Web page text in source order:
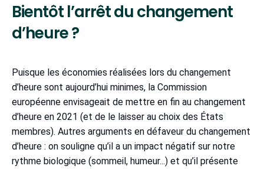
Bientôt l’arrêt du changement
d’heure ?
Puisque les économies réalisées lors du changement
d’heure sont aujourd’hui minimes, la Commission
européenne envisageait de mettre en fin au changement
d’heure en 2021 (et de le laisser au choix des États
membres). Autres arguments en défaveur du changement
d’heure : on souligne qu’il a un impact négatif sur notre
rythme biologique (sommeil, humeur...) et qu’il présente